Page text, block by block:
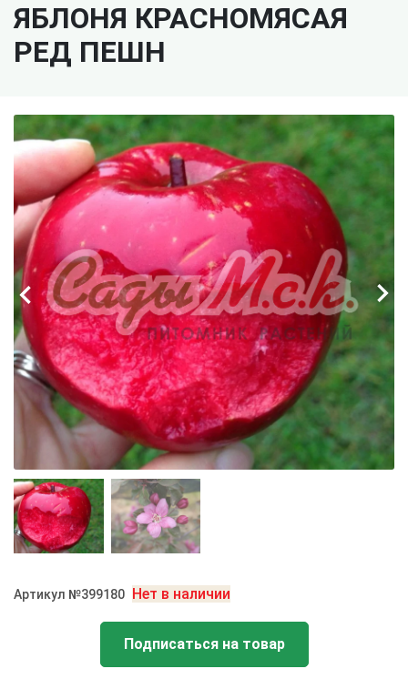
ЯБЛОНЯ КРАСНОМЯСАЯ
РЕД ПЕШН
Артикул №399180 Нет в наличии
Подписаться на товар